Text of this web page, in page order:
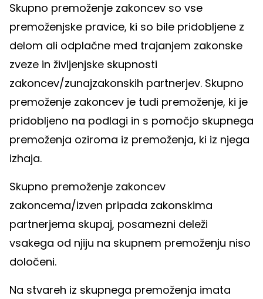
Skupno premoženje zakoncev so vse
premoženjske pravice, ki so bile pridobljene z
delom ali odplačne med trajanjem zakonske
zveze in življenjske skupnosti
zakoncev/zunajzakonskih partnerjev. Skupno
premoženje zakoncev je tudi premoženje, ki je
pridobljeno na podlagi in s pomočjo skupnega
premoženja oziroma iz premoženja, ki iz njega
izhaja.
Skupno premoženje zakoncev
zakoncema/izven pripada zakonskima
partnerjema skupaj, posamezni deleži
vsakega od njiju na skupnem premoženju niso
določeni.
Na stvareh iz skupnega premoženja imata